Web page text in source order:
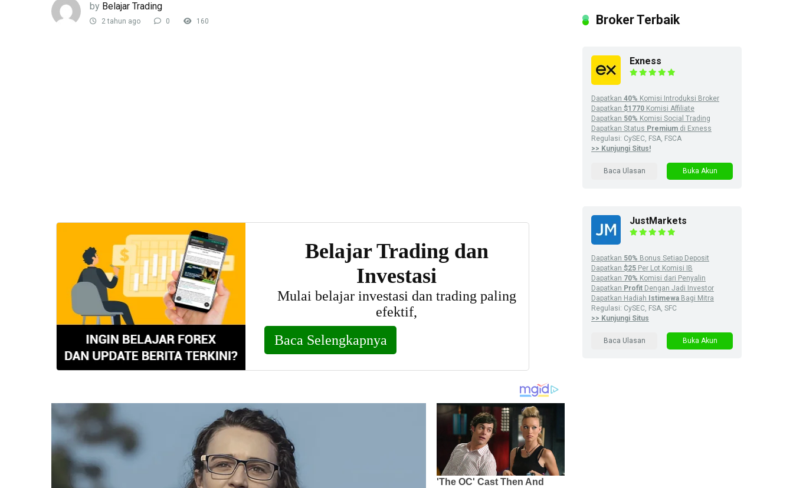
by Belajar Trading
2 tahun ago 0 160 Broker Terbaik
Exness
Dapatkan 40% Komisi Introduksi Broker
Dapatkan $1770 Komisi Affiliate
Dapatkan 50% Komisi Social Trading
Dapatkan Status Premium di Exness
Regulasi: CySEC, FSA, FSCA
>> Kunjungi Situs!
Baca Ulasan Buka Akun
JustMarkets
Dapatkan 50% Bonus Setiap Deposit
Dapatkan $25 Per Lot Komisi IB
Dapatkan 70% Komisi dari Penyalin
Dapatkan Profit Dengan Jadi Investor
Dapatkan Hadiah Istimewa Bagi Mitra
Regulasi: CySEC, FSA, SFC
>> Kunjungi Situs
Baca Ulasan Buka Akun